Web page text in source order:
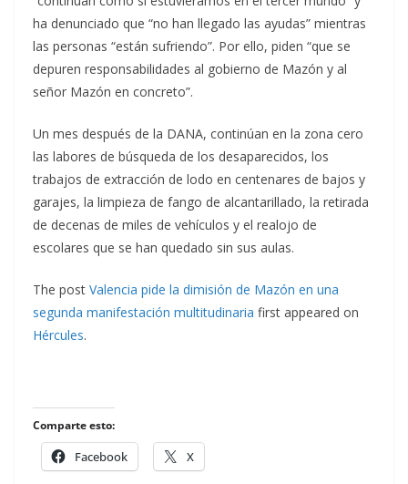
ha denunciado que “no han llegado las ayudas” mientras
las personas “están sufriendo”. Por ello, piden “que se
depuren responsabilidades al gobierno de Mazón y al
señor Mazón en concreto”.
Un mes después de la DANA, continúan en la zona cero
las labores de búsqueda de los desaparecidos, los
trabajos de extracción de lodo en centenares de bajos y
garajes, la limpieza de fango de alcantarillado, la retirada
de decenas de miles de vehículos y el realojo de
escolares que se han quedado sin sus aulas.
The post Valencia pide la dimisión de Mazón en una
segunda manifestación multitudinaria first appeared on
Hércules.
Comparte esto:
Facebook X